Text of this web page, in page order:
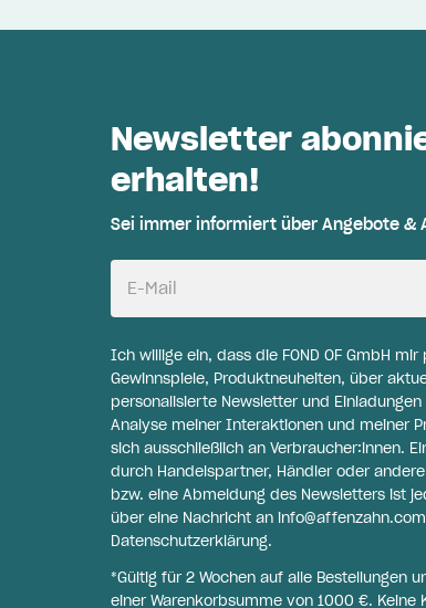
Newsletter
erhalten!
Sei immer informiert über Angebote &
E-Mail
Ich willige ein, dass die FOND OF GmbH
Gewinnspiele, Produktneuheiten, über
personalisierte Newsletter und
Analyse meiner Interaktionen und meiner
sich ausschließlich an Verbraucher:innen.
durch Handelspartner, Händler oder
bzw. eine Abmeldung des Newsletters ist
über eine Nachricht an info@affenzahn.com
Datenschutzerklärung.
*Gültig für 2 Wochen auf alle Bestellungen
einer Warenkorbsumme von 1000 €.